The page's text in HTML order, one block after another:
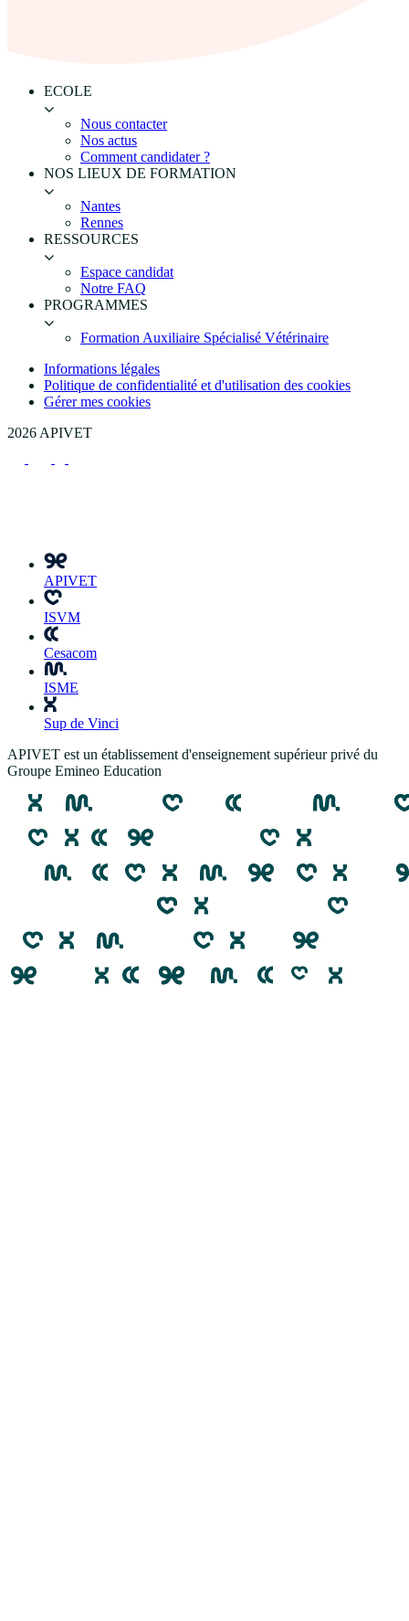
ECOLE
Nous contacter
Nos actus
Comment candidater ?
NOS LIEUX DE FORMATION
Nantes
Rennes
RESSOURCES
Espace candidat
Notre FAQ
PROGRAMMES
Formation Auxiliaire Spécialisé Vétérinaire
Informations légales
Politique de confidentialité et d'utilisation des cookies
Gérer mes cookies
2026 APIVET
APIVET
ISVM
Cesacom
ISME
Sup de Vinci
APIVET est un établissement d'enseignement supérieur privé du
Groupe Emineo Education